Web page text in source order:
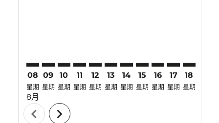
08
星期
8月
09
星期
10
星期
11
星期
12
星期
13
星期
14
星期
15
星期
16
星期
17
星期
18
星期
chevron_left chevron_right